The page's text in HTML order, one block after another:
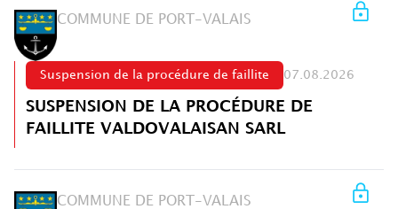
COMMUNE DE PORT-VALAIS
Suspension de la procédure de faillite 07.08.2026
SUSPENSION DE LA PROCÉDURE DE
FAILLITE VALDOVALAISAN SARL
COMMUNE DE PORT-VALAIS